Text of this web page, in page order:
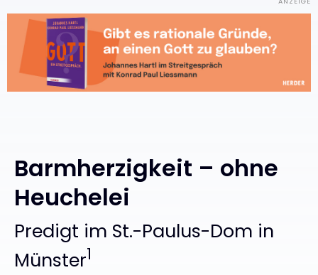
Barmherzigkeit – ohne
Heuchelei
:
Predigt im St.-Paulus-Dom in
Münster1